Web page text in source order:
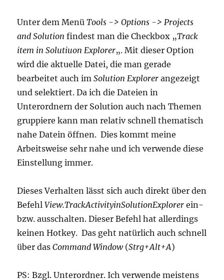
Unter dem MenüTools -> Options -> Projects
and Solutionfindest man die Checkbox „Track
item in Solutiuon Explorer„. Mit dieser Option
wird die aktuelle Datei, die man gerade
bearbeitet auch imSolution Explorerangezeigt
und selektiert. Da ich die Dateien in
Unterordnern der Solution auch nach Themen
gruppiere kann man relativ schnell thematisch
nahe Datein öffnen. Dies kommt meine
Arbeitsweise sehr nahe und ich verwende diese
Einstellung immer.
Dieses Verhalten lässt sich auch direkt über den
BefehlView.TrackActivityinSolutionExplorer ein-
bzw. ausschalten. Dieser Befehl hat allerdings
keinen Hotkey. Das geht natürlich auch schnell
über dasCommand Window(Strg+Alt+A)
PS: Bzgl. Unterordner. Ich verwende meistens